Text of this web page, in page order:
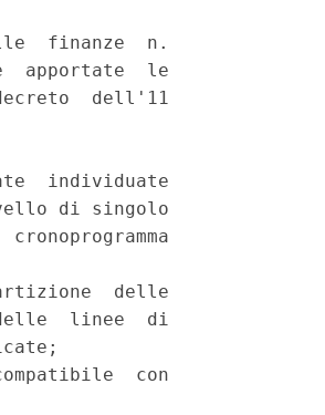
finanze  n.
apportate  le
dell'11
individuate
di singolo
delle
linee  di
con